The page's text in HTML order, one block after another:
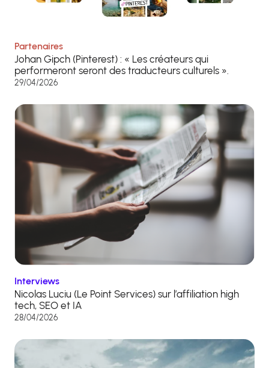
Partenaires
Johan Gipch (Pinterest) : « Les créateurs qui
performeront seront des traducteurs culturels ».
29/04/2026
Interviews
Nicolas Luciu (Le Point Services) sur l’affiliation high
tech, SEO et IA
28/04/2026